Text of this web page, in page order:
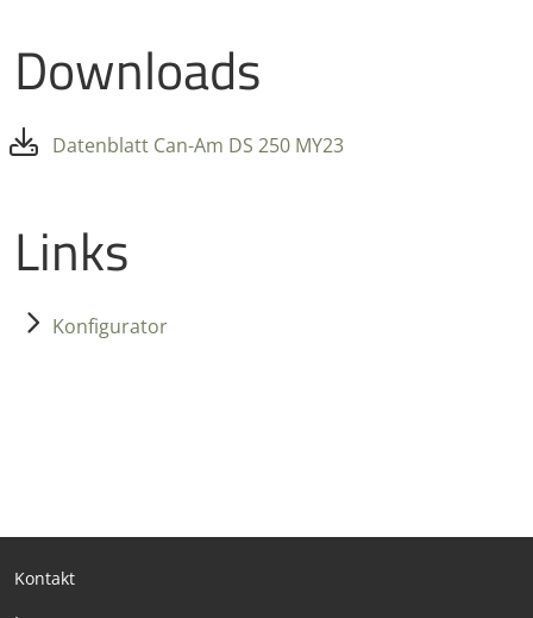
Downloads
Datenblatt Can-Am DS 250 MY23
Links
Konfigurator
Kontakt